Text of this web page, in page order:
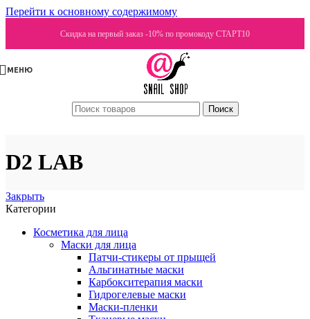
Перейти к основному содержимому
Скидка на первый заказ -10% по промокоду СТАРТ10
МЕНЮ
Поиск
D2 LAB
Закрыть
Категории
Косметика для лица
Маски для лица
Патчи-стикеры от прыщей
Альгинатные маски
Карбокситерапия маски
Гидрогелевые маски
Маски-пленки